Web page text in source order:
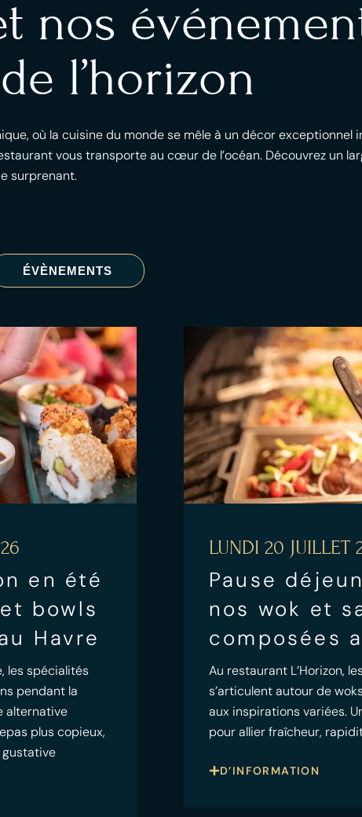
nos
l’horizon
où la cuisine du monde se mêle à un décor
vous transporte au cœur de l’océan. Découvrez un
surprenant.
ÉVÈNEMENTS
en été
bowls
Havre
les spécialités
pendant la
alternative
plus copieux,
LUNDI 20 JUILLET
Pause
nos wok et
composées
Au restaurant L’Horizon,
s’articulent autour de
aux inspirations variées.
pour allier fraîcheur,
D’INFORMATION